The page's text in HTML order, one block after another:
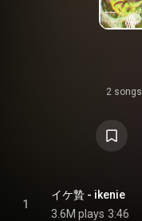
2 songs
1
イケ贄 - ikenie
3.6M plays 3:46